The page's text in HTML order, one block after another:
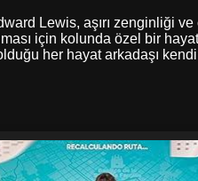
Lewis, aşırı zenginliği
için kolunda özel bir
her hayat arkadaşı